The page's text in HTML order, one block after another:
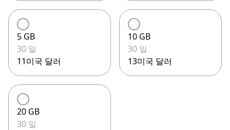
5 GB
30 일
11미국 달러
10 GB
30 일
13미국 달러
20 GB
30 일